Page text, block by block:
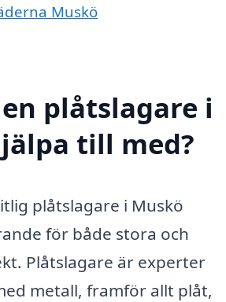
Muskö
plåtslagare i
till med?
plåtslagare i Muskö
för både stora och
Plåtslagare är experter
metall, framför allt plåt,